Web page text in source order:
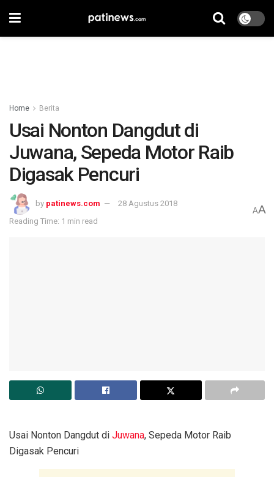
Home Berita
Usai Nonton Dangdut di
Juwana, Sepeda Motor Raib
Digasak Pencuri
by patinews.com
28 Agustus 2018
Reading Time: 1 min read
AA
Usai Nonton Dangdut di Juwana, Sepeda Motor Raib
Digasak Pencuri